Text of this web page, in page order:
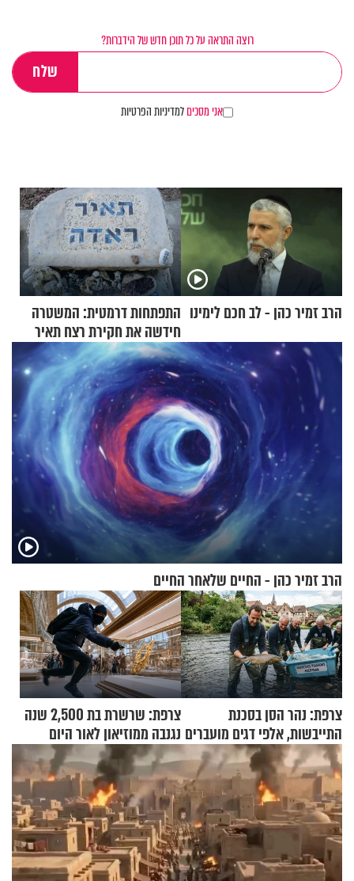
רוצה התראה על כל תוכן חדש של הידברות?
אני מסכיםלמדיניות הפרטיות
הרב זמיר כהן - לב חכם לימינו התפתחות דרמטית: המשטרה
חידשה את חקירת רצח תאיר
ראדה
הרב זמיר כהן - החיים שלאחר החיים
צרפת: נהר הסן בסכנת
התייבשות, אלפי דגים מועברים
במבצעי חילוץ
צרפת: שרשרת בת 2,500 שנה
נגנבה ממוזיאון לאור היום